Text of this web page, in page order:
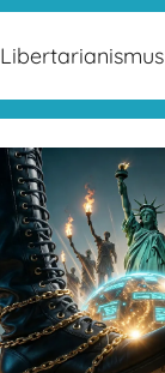
Libertarianismus